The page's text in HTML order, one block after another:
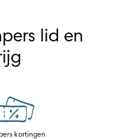
lid en
kortingen